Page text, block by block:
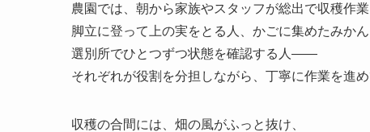
農園では、朝から家族やスタッフが総出で収穫作
脚立に登って上の実をとる人、かごに集めたみかん
選別所でひとつずつ状態を確認する人——
それぞれが役割を分担しながら、丁寧に作業を進め
収穫の合間には、畑の風がふっと抜け、